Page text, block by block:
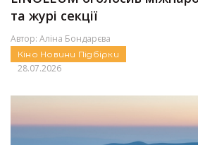
та журі секції
Автор: Аліна Бондарєва
Кіно Новини Підбірки
28.07.2026